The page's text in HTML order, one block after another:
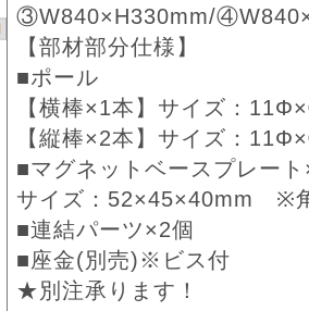
③W840×H330mm/
【部材部分仕様】
■ポール
【横棒×1本】サイズ：
【縦棒×2本】サイズ：
■マグネットベースプレー
サイズ：52×45×40mm ※
■連結パーツ×2個
■座金(別売)※ビス付
★別注承ります！